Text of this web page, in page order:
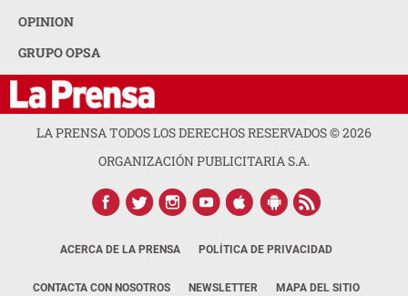
OPINION
GRUPO OPSA
LA PRENSA TODOS LOS DERECHOS RESERVADOS ©2026
ORGANIZACIÓN PUBLICITARIA S.A.
ACERCA DE LA PRENSA POLÍTICA DE PRIVACIDAD
CONTACTA CON NOSOTROS NEWSLETTER MAPA DEL SITIO